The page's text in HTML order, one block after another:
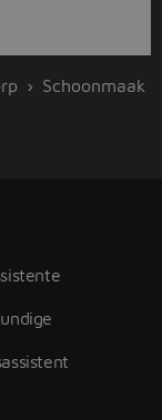
Schoonmaak